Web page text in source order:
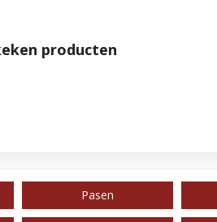
producten
Pasen